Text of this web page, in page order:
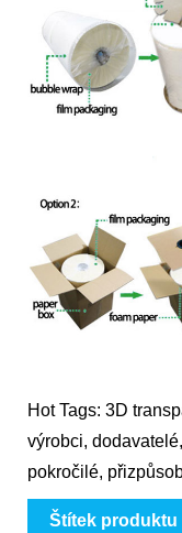
Hot Tags: 3D
výrobci,
pokročilé,
Štítek produktu